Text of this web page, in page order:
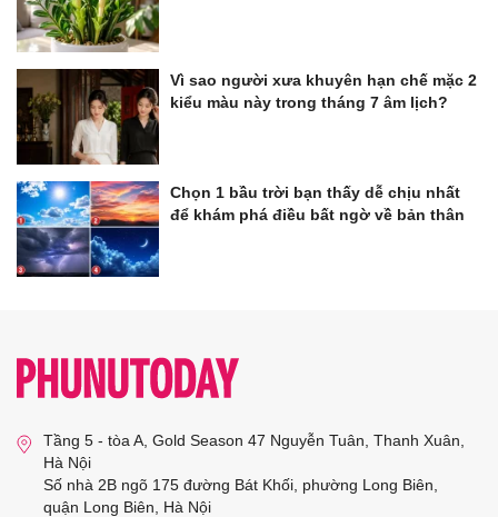
Vì sao người xưa khuyên hạn chế mặc 2
kiểu màu này trong tháng 7 âm lịch?
Chọn 1 bầu trời bạn thấy dễ chịu nhất
để khám phá điều bất ngờ về bản thân
Tầng 5 - tòa A, Gold Season 47 Nguyễn Tuân, Thanh Xuân,
Hà Nội
Số nhà 2B ngõ 175 đường Bát Khối, phường Long Biên,
quận Long Biên, Hà Nội